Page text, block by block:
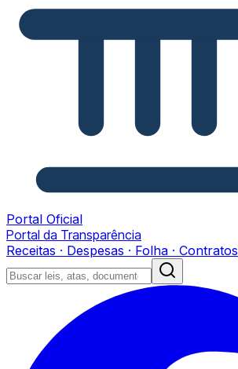
Portal Oficial
Portal da Transparência
Receitas · Despesas · Folha · Contratos